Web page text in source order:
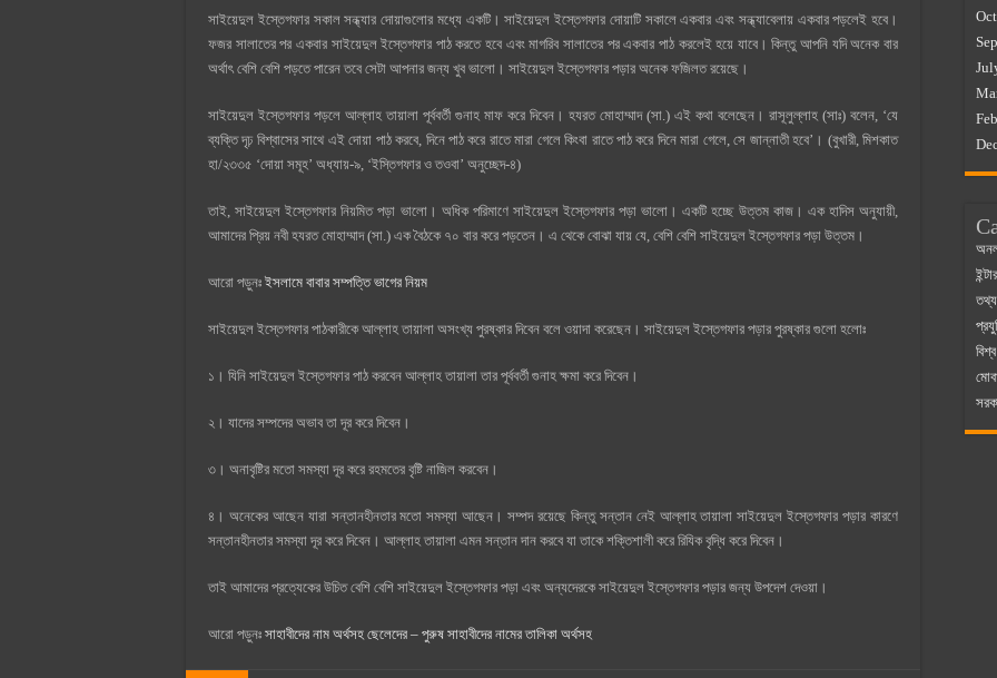
সাইয়েদুল ইস্তেগফার সকাল সন্ধ্যার দোয়াগুলোর মধ্যে একটি। সাইয়েদুল ইস্তেগফার দোয়াটি সকালে একবার এবং সন্ধ্যাবেলায় একবার পড়লেই হবে।
ফজর সালাতের পর একবার সাইয়েদুল ইস্তেগফার পাঠ করতে হবে এবং মাগরিব সালাতের পর একবার পাঠ করলেই হয়ে যাবে। কিন্তু আপনি যদি অনেক বার
অর্থাৎ বেশি বেশি পড়তে পারেন তবে সেটা আপনার জন্য খুব ভালো। সাইয়েদুল ইস্তেগফার পড়ার অনেক ফজিলত রয়েছে।
সাইয়েদুল ইস্তেগফার পড়লে আল্লাহ তায়ালা পূর্ববর্তী গুনাহ মাফ করে দিবেন। হযরত মোহাম্মাদ (সা.) এই কথা বলেছেন। রাসূলুল্লাহ (সাঃ) বলেন, ‘যে
ব্যক্তি দৃঢ় বিশ্বাসের সাথে এই দোয়া পাঠ করবে, দিনে পাঠ করে রাতে মারা গেলে কিংবা রাতে পাঠ করে দিনে মারা গেলে, সে জান্নাতী হবে’। (বুখারী, মিশকাত
হা/২৩৩৫ ‘দোয়া সমূহ’ অধ্যায়-৯, ‘ইস্তিগফার ও তওবা’ অনুচ্ছেদ-৪)
তাই, সাইয়েদুল ইস্তেগফার নিয়মিত পড়া ভালো। অধিক পরিমাণে সাইয়েদুল ইস্তেগফার পড়া ভালো। একটি হচ্ছে উত্তম কাজ। এক হাদিস অনুযায়ী,
আমাদের প্রিয় নবী হযরত মোহাম্মাদ (সা.) এক বৈঠকে ৭০ বার করে পড়তেন। এ থেকে বোঝা যায় যে, বেশি বেশি সাইয়েদুল ইস্তেগফার পড়া উত্তম।
আরো পড়ুনঃ ইসলামে বাবার সম্পত্তি ভাগের নিয়ম
সাইয়েদুল ইস্তেগফার পাঠকারীকে আল্লাহ তায়ালা অসংখ্য পুরষ্কার দিবেন বলে ওয়াদা করেছেন। সাইয়েদুল ইস্তেগফার পড়ার পুরষ্কার গুলো হলোঃ
১। যিনি সাইয়েদুল ইস্তেগফার পাঠ করবেন আল্লাহ তায়ালা তার পূর্ববর্তী গুনাহ ক্ষমা করে দিবেন।
২। যাদের সম্পদের অভাব তা দূর করে দিবেন।
৩। অনাবৃষ্টির মতো সমস্যা দূর করে রহমতের বৃষ্টি নাজিল করবেন।
৪। অনেকের আছেন যারা সন্তানহীনতার মতো সমস্যা আছেন। সম্পদ রয়েছে কিন্তু সন্তান নেই আল্লাহ তায়ালা সাইয়েদুল ইস্তেগফার পড়ার কারণে
সন্তানহীনতার সমস্যা দূর করে দিবেন। আল্লাহ তায়ালা এমন সন্তান দান করবে যা তাকে শক্তিশালী করে রিযিক বৃদ্ধি করে দিবেন।
তাই আমাদের প্রত্যেকের উচিত বেশি বেশি সাইয়েদুল ইস্তেগফার পড়া এবং অন্যদেরকে সাইয়েদুল ইস্তেগফার পড়ার জন্য উপদেশ দেওয়া।
আরো পড়ুনঃ সাহাবীদের নাম অর্থসহ ছেলেদের – পুরুষ সাহাবীদের নামের তালিকা অর্থসহ
তথ্য
বিশ্ব